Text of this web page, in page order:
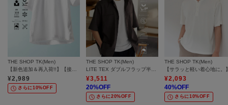
THE SHOP TK(Men)
【新色追加＆再入荷!!】【接触冷感/吸水速乾/UVカット/透け防止/遮熱】BO-NO TEE/ボーノTシャツ
¥2,989
さらに10%OFF
THE SHOP TK(Men)
LITE TEX ダブルフラップ半袖シャツ 接触冷感/吸水速乾/UVカット/アンチピリング/イージーケア/洗濯機OK/セットアップ可
¥3,511
20%OFF
さらに20%OFF
THE SHOP TK(Men)
¥2,093
40%OFF
さらに10%OFF